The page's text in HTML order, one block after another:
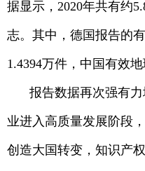
据显示，2020年共有约
志。其中，德国报告的
1.4394万件，中国有效地
报告数据再次强有
业进入高质量发展阶段
创造大国转变，知识产